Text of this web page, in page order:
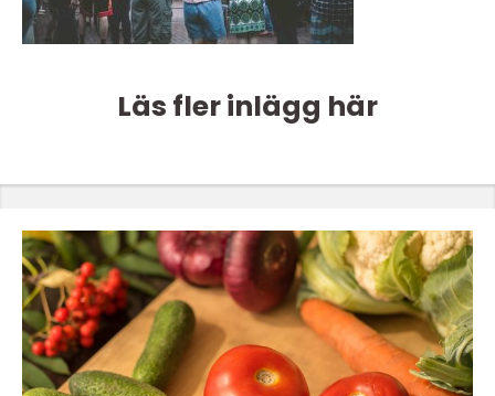
Läs fler inlägg här